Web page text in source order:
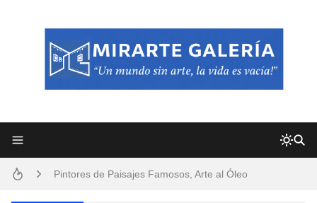
Pintores de Paisajes Famosos, Arte al Óleo